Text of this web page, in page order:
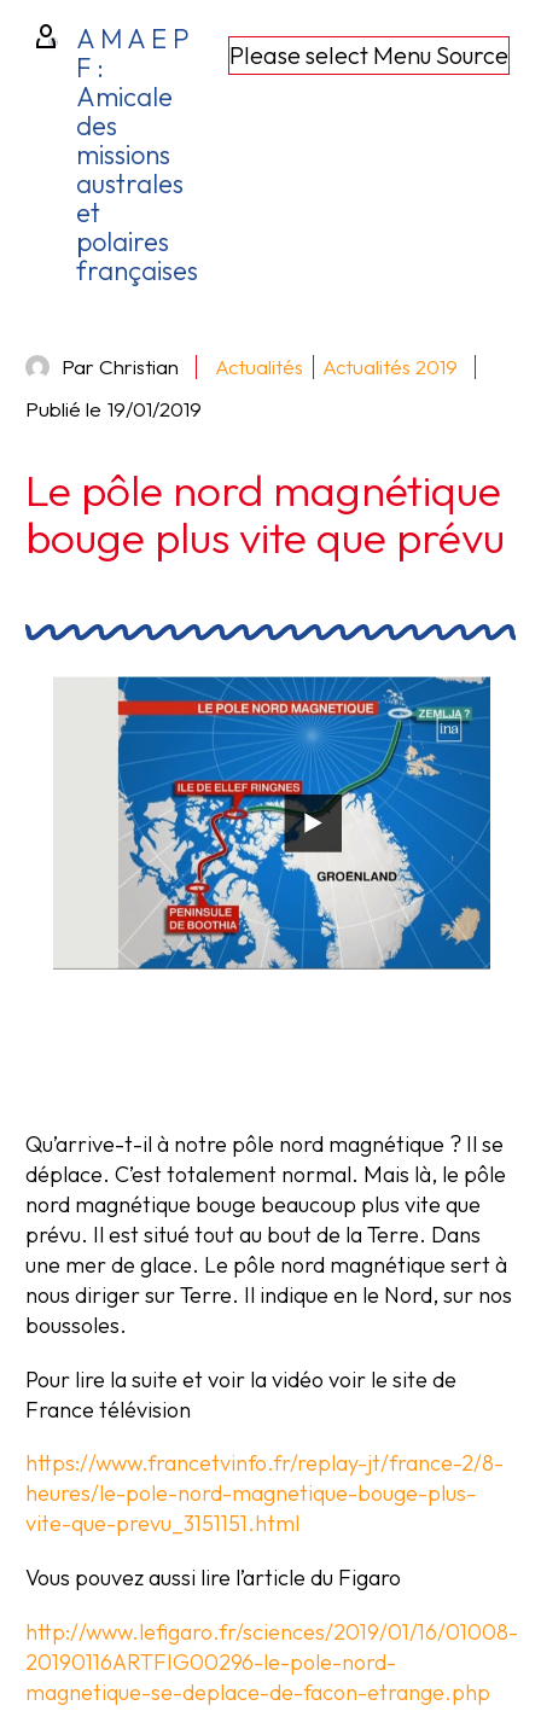
Please select Menu Source
A M A E P
F :
Amicale
des
missions
australes
et
polaires
françaises
Par Christian Actualités
Actualités 2019
Publié le 19/01/2019
Le pôle nord magnétique
bouge plus vite que prévu
Qu’arrive-t-il à notre pôle nord magnétique ? Il se
déplace. C’est totalement normal. Mais là, le pôle
nord magnétique bouge beaucoup plus vite que
prévu. Il est situé tout au bout de la Terre. Dans
une mer de glace. Le pôle nord magnétique sert à
nous diriger sur Terre. Il indique en le Nord, sur nos
boussoles.
Pour lire la suite et voir la vidéo voir le site de
France télévision
https://www.francetvinfo.fr/replay-jt/france-2/8-
heures/le-pole-nord-magnetique-bouge-plus-
vite-que-prevu_3151151.html
Vous pouvez aussi lire l’article du Figaro
http://www.lefigaro.fr/sciences/2019/01/16/01008-
20190116ARTFIG00296-le-pole-nord-
magnetique-se-deplace-de-facon-etrange.php